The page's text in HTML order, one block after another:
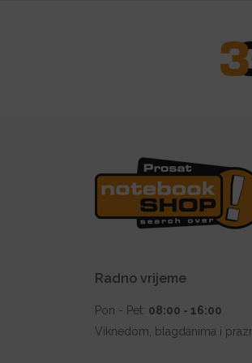
Radno vrijeme
Pon - Pet: 08:00 - 16:00
Viknedom, blagdanima i